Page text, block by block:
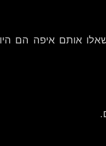
אותם איפה הם היו